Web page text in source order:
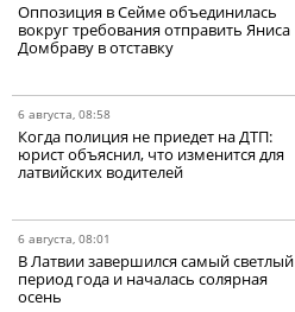
Оппозиция в Сейме объединилась
вокруг требования отправить Яниса
Домбраву в отставку
6 августа, 08:58
Когда полиция не приедет на ДТП:
юрист объяснил, что изменится для
латвийских водителей
6 августа, 08:01
В Латвии завершился самый светлый
период года и началась солярная
осень